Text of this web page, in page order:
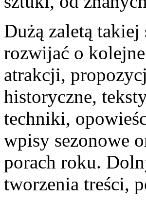
Dużą zaletą
rozwijać o
atrakcji,
historyczne,
techniki,
wpisy sezonowe
porach roku.
tworzenia treści,